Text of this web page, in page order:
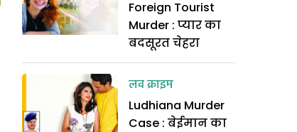
Foreign Tourist
Murder : प्यार का
बदसूरत चेहरा
लव क्राइम
Ludhiana Murder
Case : बेईमान का